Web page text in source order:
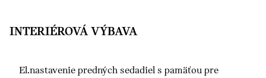
INTERIÉROVÁ VÝBAVA
El.nastavenie predných sedadiel s pamäťou pre